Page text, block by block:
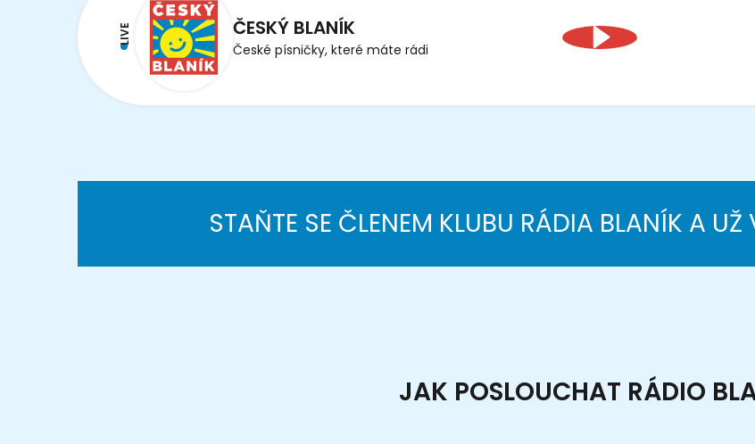
LIVE ČESKÝ BLANÍK
České písničky, které máte rádi
STAŇTE SE ČLENEM KLUBU RÁDIA BLANÍK A UŽ
JAK POSLOUCHAT RÁDIO